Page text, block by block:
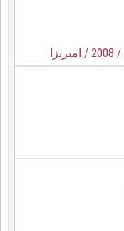
/ 2008
/ امبريزا